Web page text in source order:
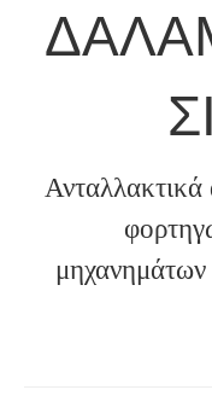
Ανταλλακτικά
μηχανημάτων